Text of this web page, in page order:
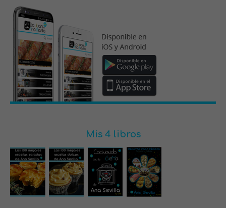
Mis 4 libros